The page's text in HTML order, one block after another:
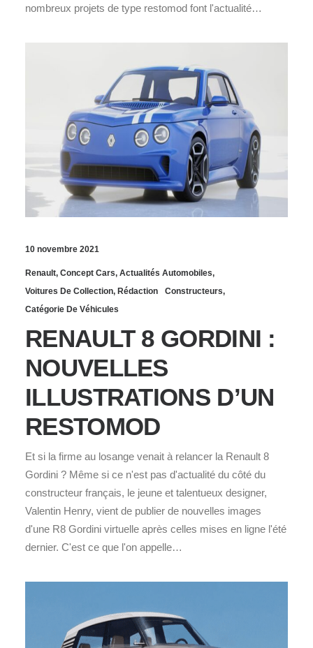
nombreux projets de type restomod font l'actualité…
10 novembre 2021
Renault, Concept Cars, Actualités Automobiles,
Voitures De Collection, Rédaction Constructeurs,
Catégorie De Véhicules
RENAULT 8 GORDINI :
NOUVELLES
ILLUSTRATIONS D’UN
RESTOMOD
Et si la firme au losange venait à relancer la Renault 8
Gordini ? Même si ce n'est pas d'actualité du côté du
constructeur français, le jeune et talentueux designer,
Valentin Henry, vient de publier de nouvelles images
d'une R8 Gordini virtuelle après celles mises en ligne l'été
dernier. C'est ce que l'on appelle…